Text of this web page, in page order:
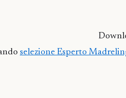
selezione Esperto